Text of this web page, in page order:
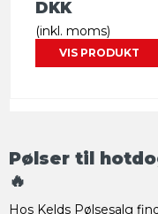
DKK
(inkl. moms)
VIS PRODUKT
Pølser til
🔥
Hos Kelds Pølsesalg